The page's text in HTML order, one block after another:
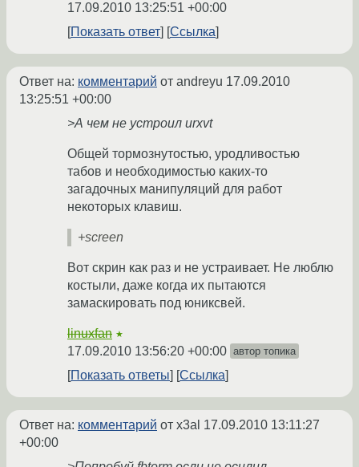
17.09.2010 13:25:51 +00:00
Показать ответ
Ссылка
Ответ на: комментарий от andreyu 17.09.2010
13:25:51 +00:00
>А чем не устроил urxvt
Общей тормознутостью, уродливостью
табов и необходимостью каких-то
загадочных манипуляций для работ
некоторых клавиш.
+screen
Вот скрин как раз и не устраивает. Не люблю
костыли, даже когда их пытаются
замаскировать под юниксвей.
linuxfan ★
17.09.2010 13:56:20 +00:00 автор топика
Показать ответы Ссылка
Ответ на: комментарий от x3al 17.09.2010 13:11:27
+00:00